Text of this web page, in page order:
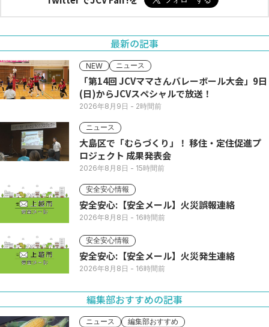
最新の記事
NEW ニュース
「第14回 JCVママさんバレーボール大会」9日
(日)からJCVスペシャルで放送！
2026年8月9日 - 2時間前
ニュース
大島区で「むらづくり」！ 移住・定住促進プ
ロジェクト 成果発表会
2026年8月8日 - 15時間前
安全安心情報
安全安心:【安全メール】火災誤報連絡
2026年8月8日 - 16時間前
安全安心情報
安全安心:【安全メール】火災発生連絡
2026年8月8日 - 16時間前
編集部おすすめの記事
ニュース 編集部おすすめ